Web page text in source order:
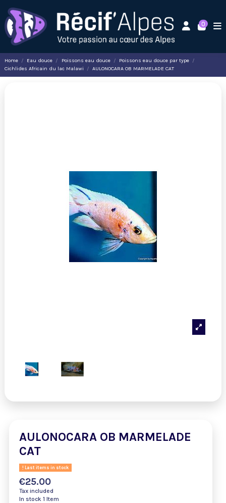
0
Home Eau douce Poissons eau douce
Poissons eau douce par type
Cichlides Africain du lac Malawi
AULONOCARA OB MARMELADE CAT
AULONOCARA OB MARMELADE
CAT
Last items in stock
€25.00
Tax included
In stock 1 Item